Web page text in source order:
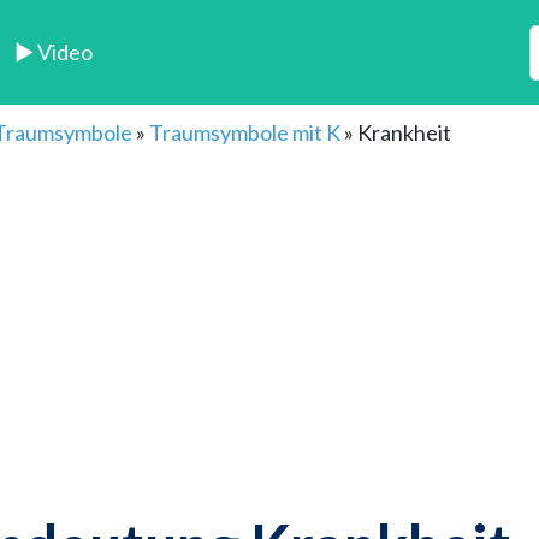
► Video
» Traumsymbole mit K» Krankheit